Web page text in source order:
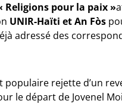
Religions pour la paix »
UNIR-Haïti et An Fòs
adressé des
rejette d’un
le départ de Jovenel